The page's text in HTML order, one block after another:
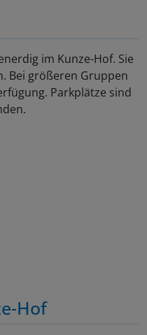
im Kunze-Hof. Sie
Bei größeren Gruppen
Parkplätze sind
Hof